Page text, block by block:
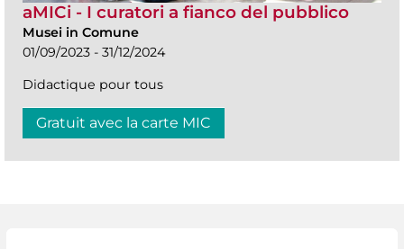
aMICi - I curatori a fianco del pubblico
Musei in Comune
01/09/2023 - 31/12/2024
Didactique pour tous
Gratuit avec la carte MIC